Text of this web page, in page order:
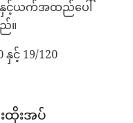
ယက်အထည်ပေါ်
။
င့် 19/120
ထိုးအပ်